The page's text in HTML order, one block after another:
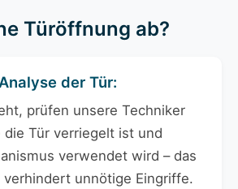
Türöffnung ab?
der Tür:
prüfen unsere Techniker
Tür verriegelt ist und
verwendet wird – das
unnötige Eingriffe.